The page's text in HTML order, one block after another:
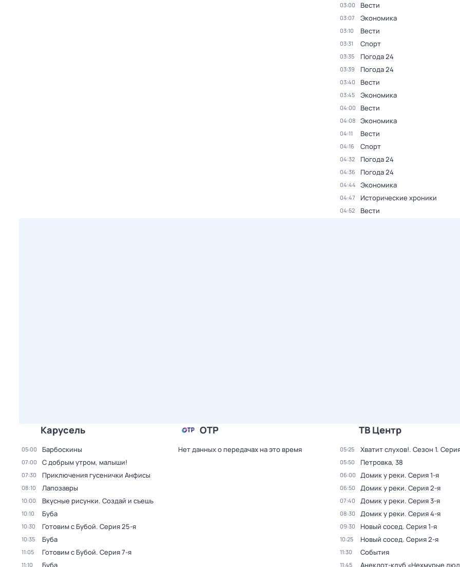
03:00 Вести
03:07 Экономика
03:10 Вести
03:31 Спорт
03:35 Погода 24
03:39 Погода 24
03:40 Вести
03:45 Экономика
04:00 Вести
04:08 Экономика
04:11 Вести
04:16 Спорт
04:32 Погода 24
04:36 Погода 24
04:44 Экономика
04:47 Исторические хроники
04:52 Вести
Карусель
05:00 Барбоскины
07:00 С добрым утром, малыши!
07:30 Приключения гусенички Анфисы
08:10 Лапозавры
10:00 Вкусные рисунки. Создай и съешь
10:10 Буба
10:30 Готовим с Бубой. Серия 25-я
10:35 Буба
11:05 Готовим с Бубой. Серия 7-я
11:10 Буба
ОТР
Нет данных о передачах на это время
ТВ Центр
05:25 Хватит слухов!. Сезон 1.
05:50 Петровка, 38
06:00 Домик у реки. Серия 1-я
06:50 Домик у реки. Серия 2-я
07:40 Домик у реки. Серия 3-я
08:30 Домик у реки. Серия 4-я
09:30 Новый сосед. Серия 1-я
10:25 Новый сосед. Серия 2-я
11:30 События
11:45 Анекдот-клуб «Нехмурые